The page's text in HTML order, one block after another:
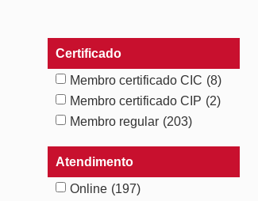
Certificado
Membro certificado CIC (8)
Membro certificado CIP (2)
Membro regular (203)
Atendimento
Online (197)